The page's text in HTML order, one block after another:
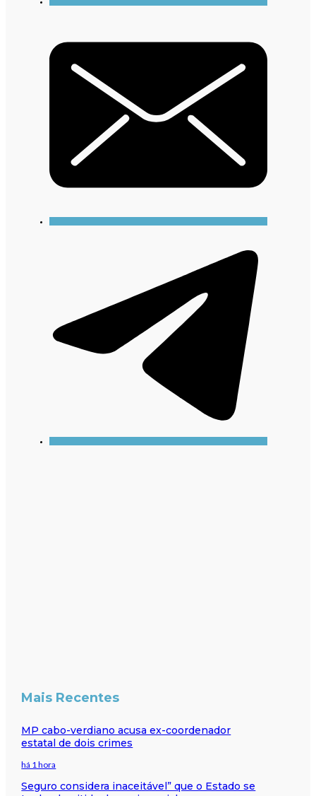
Mais Recentes
MP cabo-verdiano acusa ex-coordenador
estatal de dois crimes
há 1 hora
Seguro considera inaceitável” que o Estado se